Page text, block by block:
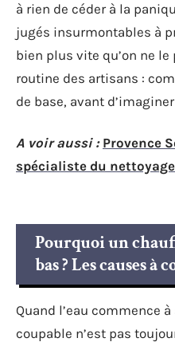
à rien de céder à la
jugés insurmontables à
bien plus vite qu’on ne le
routine des artisans :
de base, avant
A voir aussi : Provence
spécialiste du
Pourquoi un
bas ? Les causes à
Quand l’eau commence
coupable n’est pas